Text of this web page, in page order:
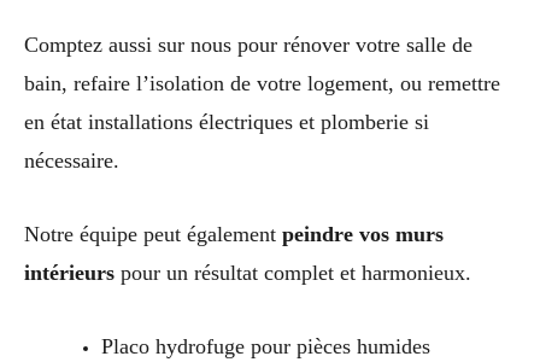
Comptez aussi sur nous pour rénover votre salle de
bain, refaire l’isolation de votre logement, ou remettre
en état installations électriques et plomberie si
nécessaire.
Notre équipe peut également peindre vos murs
intérieurs pour un résultat complet et harmonieux.
Placo hydrofuge pour pièces humides